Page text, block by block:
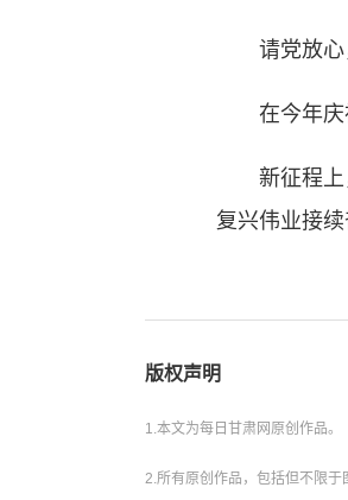
请党放心
在今年庆祝
新征程上，
复兴伟业接续
版权声明
1.本文为每日甘肃网原创作品。
2.所有原创作品，包括但不限